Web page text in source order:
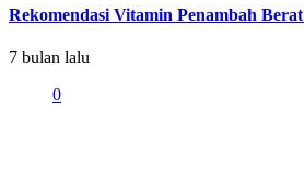
Rekomendasi Vitamin Penambah
7 bulan lalu
0